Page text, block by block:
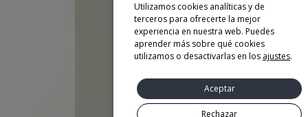
Utilizamos cookies analíticas y de
terceros para ofrecerte la mejor
experiencia en nuestra web. Puedes
aprender más sobre qué cookies
utilizamos o desactivarlas en los ajustes.
Aceptar
Rechazar